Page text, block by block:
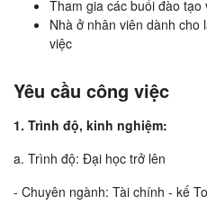
Tham gia các buổi đào
Nhà ở nhân viên dành
việc
Yêu cầu công việc
1. Trình độ, kinh nghiệm:
a. Trình độ: Đại học trở lên
- Chuyên ngành: Tài chính - kế